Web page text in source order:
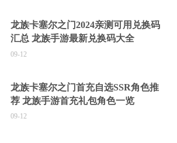
龙族卡塞尔之门2024亲测可用兑换码
汇总 龙族手游最新兑换码大全
09-12
龙族卡塞尔之门首充自选SSR角色推
荐 龙族手游首充礼包角色一览
09-12